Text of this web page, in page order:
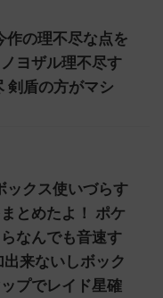
作の理不尽な点を
ヨザル理不尽す
盾の方がマシ
ックス使いづらす
とめたよ！ ポケ
なんでも音速す
来ないしボック
プでレイド星確